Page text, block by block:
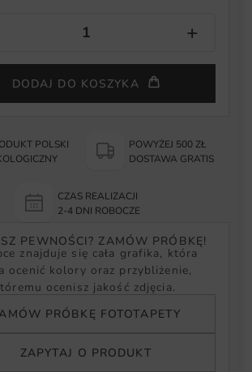
DODAJ DO KOSZYKA
POLSKI
POWYŻEJ 500 ZŁ
DOSTAWA GRATIS
CZAS REALIZACJI
2-4 DNI ROBOCZE
PEWNOŚCI? ZAMÓW PRÓBKĘ!
znajduje się cała grafika, która
ocenić kolory oraz przybliżenie,
ocenisz jakość zdjęcia.
PRÓBKĘ FOTOTAPETY
ZAPYTAJ O PRODUKT